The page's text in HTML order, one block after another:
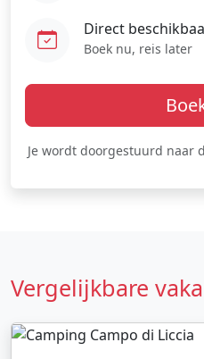
Direct
Boek nu, reis later
Je wordt doorgestuurd naar
Vergelijkbare